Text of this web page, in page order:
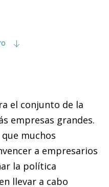
el conjunto de la
empresas grandes.
que muchos
a empresarios
la política
llevar a cabo